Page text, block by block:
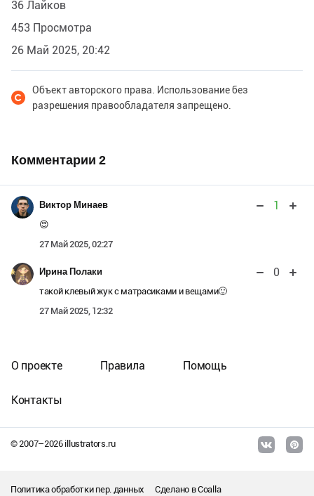
36 Лайков
453 Просмотра
26 Май 2025, 20:42
Объект авторского права. Использование без
разрешения правообладателя запрещено.
Комментарии 2
Виктор Минаев 1
😍
27 Май 2025, 02:27
Ирина Полаки 0
такой клевый жук с матрасиками и вещами🙂
27 Май 2025, 12:32
© 2007–2026illustrators.ru
О проекте Правила Помощь
Контакты
Политика обработки пер. данных Сделано вCoalla